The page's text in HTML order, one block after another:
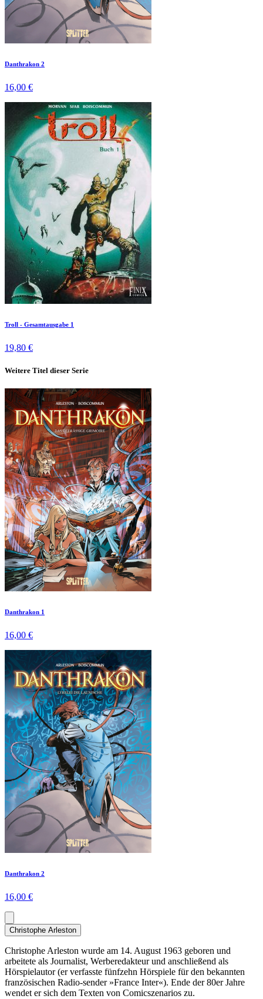
Danthrakon 2
16,00 €
Troll - Gesamtausgabe 1
19,80 €
Weitere Titel dieser Serie
Danthrakon 1
16,00 €
Danthrakon 2
16,00 €
Christophe Arleston
Christophe Arleston wurde am 14. August 1963 geboren und
arbeitete als Journalist, Werberedakteur und anschließend als
Hörspielautor (er verfasste fünfzehn Hörspiele für den bekannten
französischen Radio-sender »France Inter«). Ende der 80er Jahre
wendet er sich dem Texten von Comicszenarios zu.